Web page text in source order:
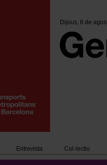
Dijous, 6 de
Entrevista Col·lectiu